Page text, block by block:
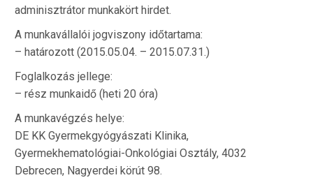
adminisztrátor munkakört hirdet.
A munkavállalói jogviszony időtartama:
– határozott (2015.05.04. – 2015.07.31.)
Foglalkozás jellege:
– rész munkaidő (heti 20 óra)
A munkavégzés helye:
DE KK Gyermekgyógyászati Klinika,
Gyermekhematológiai-Onkológiai Osztály, 4032
Debrecen, Nagyerdei körút 98.